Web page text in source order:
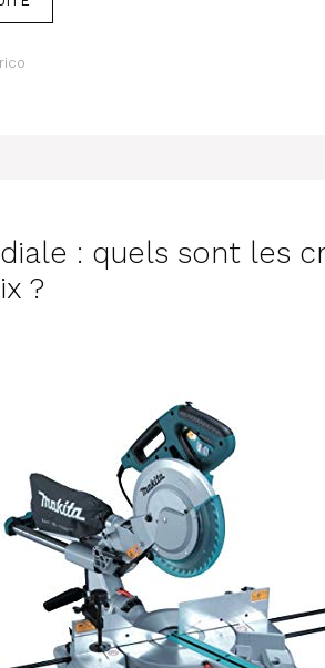
: quels sont les
?